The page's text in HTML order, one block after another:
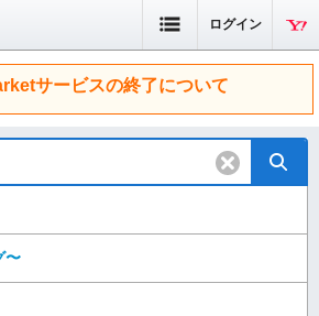
ログイン
サービスの終了について
〜